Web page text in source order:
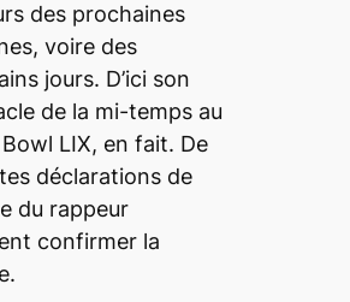
des prochaines
voire des
jours. D’ici son
de la mi-temps au
LIX, en fait. De
déclarations de
du rappeur
confirmer la